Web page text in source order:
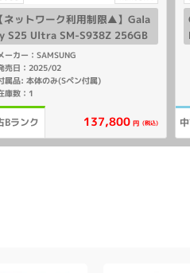
【ネットワーク利用制限▲】Gala
S25 Ultra SM-S938Z 256GB
タニウムシルバーブルー【Soft
版 SIMフリー】
ーカー：SAMSUNG
売日：2025/02
属品: 本体のみ(Sペン付属)
庫数：1
Bランク 137,800 円 (税込)